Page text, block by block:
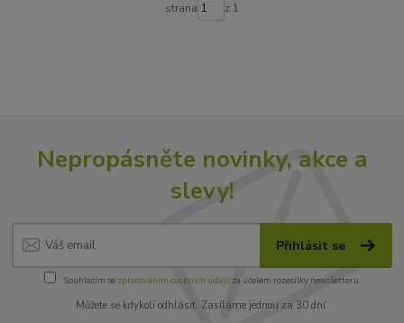
strana z 1
Nepropásněte novinky, akce a
slevy!
Přihlásit se
Souhlasím se zpracováním osobních údajůza účelem rozesílky newsletteru.
Můžete se kdykoli odhlásit. Zasíláme jednou za 30 dní.